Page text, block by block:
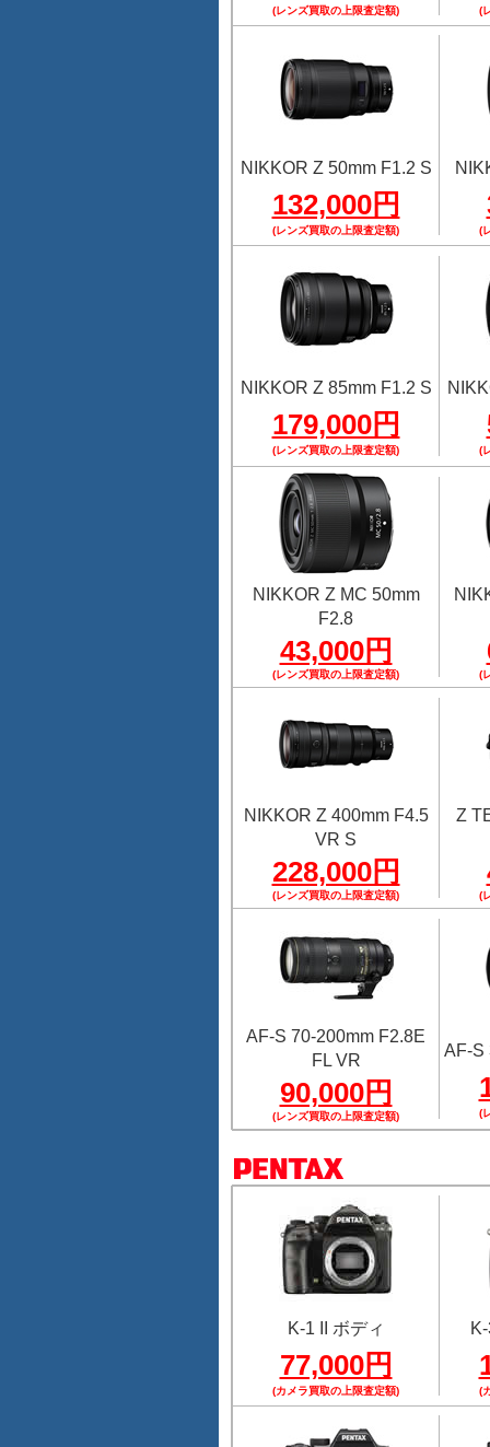
(レンズ買取の上限査定額) (
NIKKOR Z 50mm F1.2 S
132,000円
(レンズ買取の上限査定額) (
NIKKOR Z 85mm F1.2 S
179,000円
(レンズ買取の上限査定額) (
NIKKOR Z MC 50mm
F2.8
43,000円
(レンズ買取の上限査定額) (
NIKKOR Z 400mm F4.5
VR S
228,000円
(レンズ買取の上限査定額)
Z
(
AF-S 70-200mm F2.8E
FL VR
90,000円
(レンズ買取の上限査定額)
AF-S
(
K-1 II ボディ
77,000円
(カメラ買取の上限査定額) (